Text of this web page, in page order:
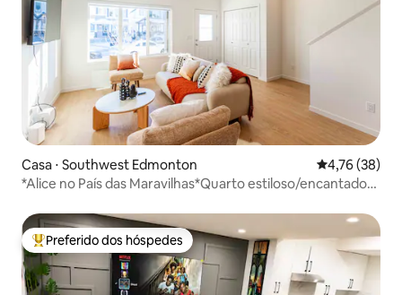
Casa ⋅ Southwest Edmonton 4,76 de uma
4,76 (38)
*Alice no País das Maravilhas*Quarto estiloso/encantador
Entre os melhores preferidos dos hóspedes
Preferido dos hóspedes